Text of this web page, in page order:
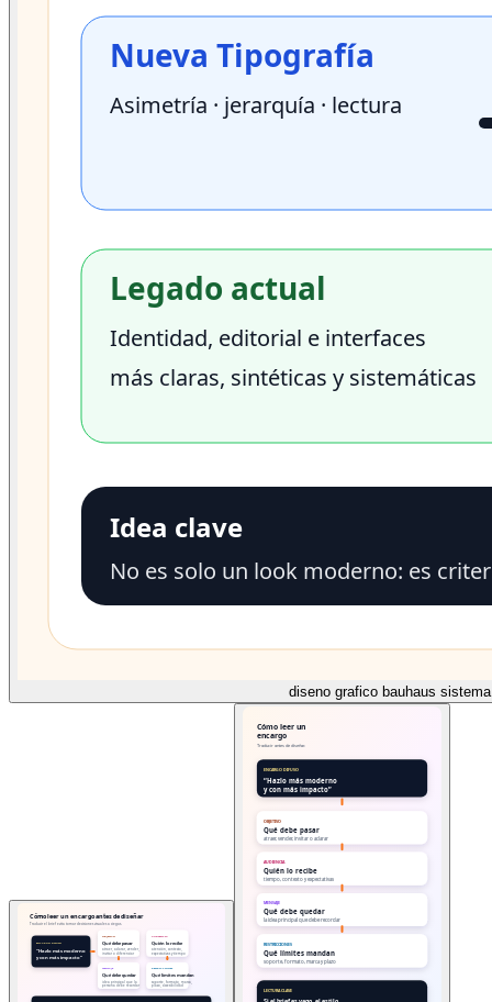
diseno grafico bauhaus